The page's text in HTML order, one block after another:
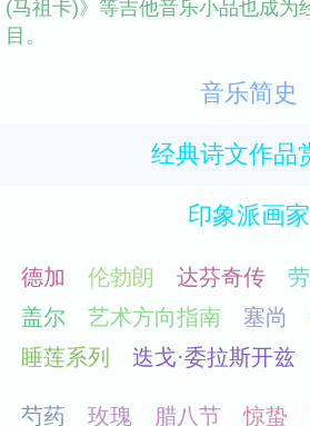
(马祖卡)》等吉他音乐小品也成为
目。
音乐简史
经典诗文作品
印象派画家